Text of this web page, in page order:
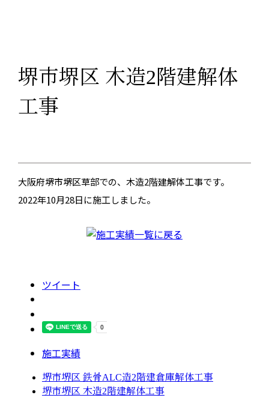
堺市堺区 木造2階建解体
工事
大阪府堺市堺区草部での、木造2階建解体工事です。
2022年10月28日に施工しました。
ツイート
施工実績
堺市堺区 鉄骨ALC造2階建倉庫解体工事
堺市堺区 木造2階建解体工事